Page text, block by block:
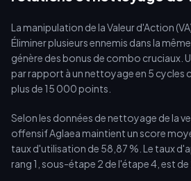
La manipulation de la Valeur d'Action
Éliminer plusieurs ennemis dans la
génère des bonus de combo cruciaux.
par rapport à un nettoyage en 5 cycles
plus de 15 000 points.
Selon les données de nettoyage de la
offensif Aglaea maintient un score
taux d'utilisation de 58,87 %. Le taux
rang 1, sous-étape 2 de l'étape 4, est de